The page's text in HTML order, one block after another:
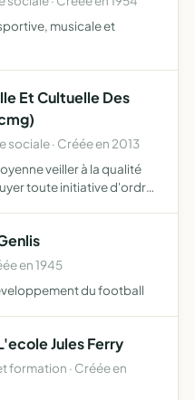
musicale et
Et Cultuelle Des
sociale · Créée en 2013
veiller à la qualité
toute initiative d'ordre
en 1945
du football
Jules Ferry
formation · Créée en